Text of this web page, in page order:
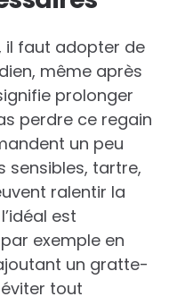
il faut adopter de
même après
prolonger
perdre ce regain
un peu
sensibles, tartre,
ralentir la
est
exemple en
un gratte-
tout